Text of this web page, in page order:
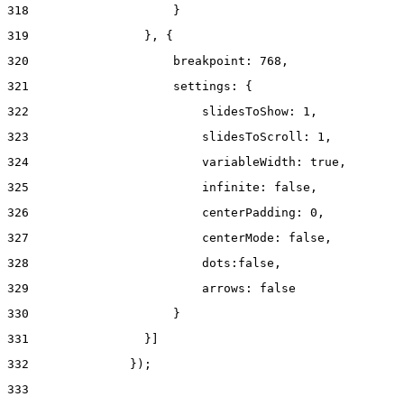
318
                    }
319
                }, {
320
                    breakpoint: 768,
321
                    settings: {
322
                        slidesToShow: 1,
323
                        slidesToScroll: 1,
324
                        variableWidth: true,
325
                        infinite: false,
326
                        centerPadding: 0,
327
                        centerMode: false,
328
                        dots:false,
329
                        arrows: false
330
                    }
331
                }]
332
              });
333